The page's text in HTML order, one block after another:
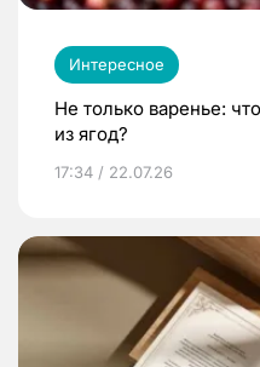
Интересное
Не только варенье:
из ягод?
17:34 / 22.07.26